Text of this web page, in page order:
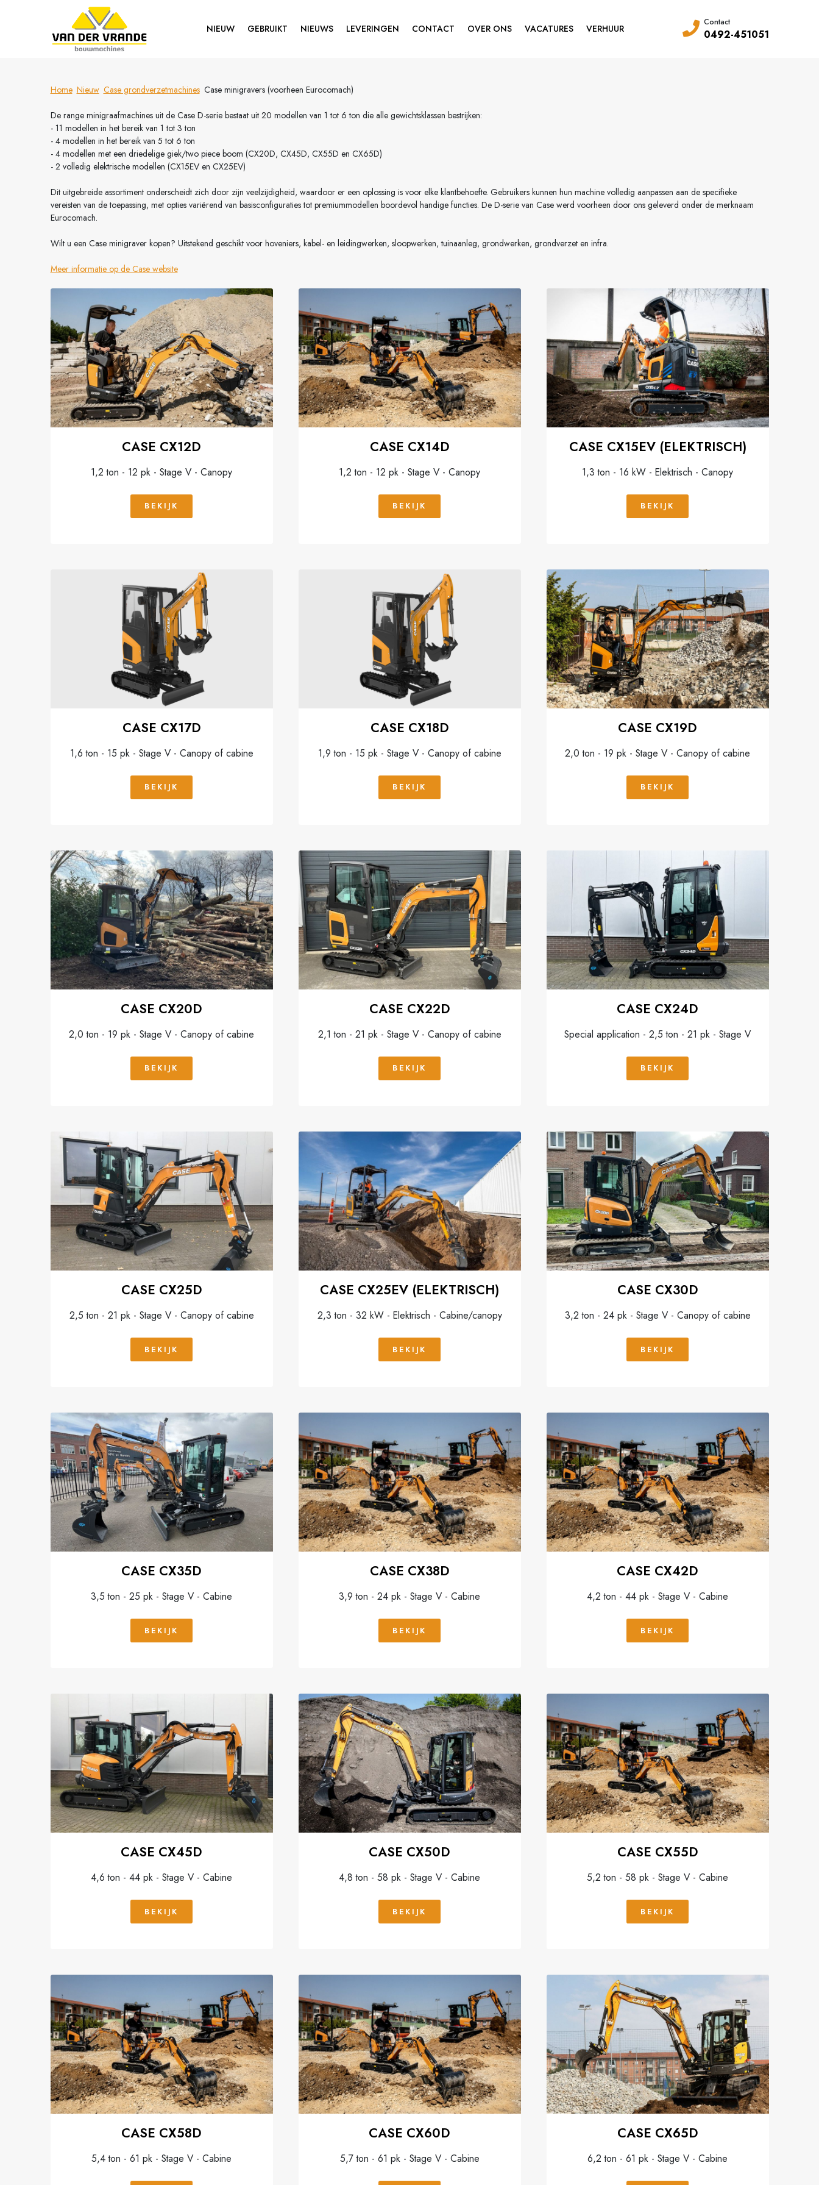
NIEUW GEBRUIKT NIEUWS LEVERINGEN CONTACT OVER ONS VACATURES VERHUUR
Contact
0492-451051
Home Nieuw Case grondverzetmachines Case minigravers (voorheen Eurocomach)
De range minigraafmachines uit de Case D-serie bestaat uit 20 modellen van 1 tot 6 ton die alle gewichtsklassen bestrijken:
- 11 modellen in het bereik van 1 tot 3 ton
- 4 modellen in het bereik van 5 tot 6 ton
- 4 modellen met een driedelige giek/two piece boom (CX20D, CX45D, CX55D en CX65D)
- 2 volledig elektrische modellen (CX15EV en CX25EV)
Dit uitgebreide assortiment onderscheidt zich door zijn veelzijdigheid, waardoor er een oplossing is voor elke klantbehoefte. Gebruikers kunnen hun machine volledig aanpassen aan de specifieke
vereisten van de toepassing, met opties variërend van basisconfiguraties tot premiummodellen boordevol handige functies. De D-serie van Case werd voorheen door ons geleverd onder de merknaam
Eurocomach.
Wilt u een Case minigraver kopen? Uitstekend geschikt voor hoveniers, kabel- en leidingwerken, sloopwerken, tuinaanleg, grondwerken, grondverzet en infra.
Meer informatie op de Case website
CASE CX12D
1,2 ton - 12 pk - Stage V - Canopy
BEKIJK
CASE CX14D
1,2 ton - 12 pk - Stage V - Canopy
BEKIJK
CASE CX15EV (ELEKTRISCH)
1,3 ton - 16 kW - Elektrisch - Canopy
BEKIJK
CASE CX17D
1,6 ton - 15 pk - Stage V - Canopy of cabine
BEKIJK
CASE CX18D
1,9 ton - 15 pk - Stage V - Canopy of cabine
BEKIJK
CASE CX19D
2,0 ton - 19 pk - Stage V - Canopy of cabine
BEKIJK
CASE CX20D
2,0 ton - 19 pk - Stage V - Canopy of cabine
BEKIJK
CASE CX22D
2,1 ton - 21 pk - Stage V - Canopy of cabine
BEKIJK
CASE CX24D
Special application - 2,5 ton - 21 pk - Stage V
BEKIJK
CASE CX25D
2,5 ton - 21 pk - Stage V - Canopy of cabine
BEKIJK
CASE CX25EV (ELEKTRISCH)
2,3 ton - 32 kW - Elektrisch - Cabine/canopy
BEKIJK
CASE CX30D
3,2 ton - 24 pk - Stage V - Canopy of cabine
BEKIJK
CASE CX35D
3,5 ton - 25 pk - Stage V - Cabine
BEKIJK
CASE CX38D
3,9 ton - 24 pk - Stage V - Cabine
BEKIJK
CASE CX42D
4,2 ton - 44 pk - Stage V - Cabine
BEKIJK
CASE CX45D
4,6 ton - 44 pk - Stage V - Cabine
BEKIJK
CASE CX50D
4,8 ton - 58 pk - Stage V - Cabine
BEKIJK
CASE CX55D
5,2 ton - 58 pk - Stage V - Cabine
BEKIJK
CASE CX58D
5,4 ton - 61 pk - Stage V - Cabine
CASE CX60D
5,7 ton - 61 pk - Stage V - Cabine
CASE CX65D
6,2 ton - 61 pk - Stage V - Cabine